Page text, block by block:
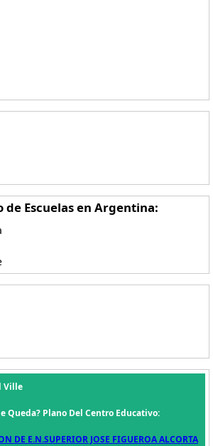
de Escuelas en Argentina:
Ville
Queda? Plano Del Centro Educativo:
DE E.N.SUPERIOR JOSE FIGUEROA ALCORTA